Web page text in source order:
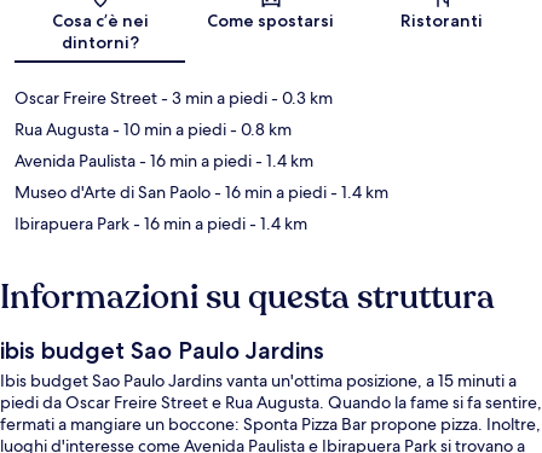
Mappa
Cosa c’è nei
dintorni?
Come spostarsi Ristoranti
Oscar Freire Street- 3 min a piedi- 0.3 km
Rua Augusta- 10 min a piedi- 0.8 km
Avenida Paulista- 16 min a piedi- 1.4 km
Museo d'Arte di San Paolo- 16 min a piedi- 1.4 km
Ibirapuera Park- 16 min a piedi- 1.4 km
Informazioni su questa struttura
ibis budget Sao Paulo Jardins
Ibis budget Sao Paulo Jardins vanta un'ottima posizione, a 15 minuti a
piedi da Oscar Freire Street e Rua Augusta. Quando la fame si fa sentire,
fermati a mangiare un boccone: Sponta Pizza Bar propone pizza. Inoltre,
luoghi d'interesse come Avenida Paulista e Ibirapuera Park si trovano a